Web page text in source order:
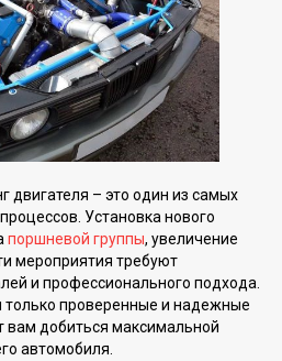
двигателя – это один из самых
Установка нового
поршневой группы, увеличение
мероприятия требуют
и профессионального подхода.
только проверенные и надежные
вам добиться максимальной
автомобиля.